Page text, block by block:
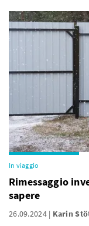
In viaggio
Rimessaggio
sapere
26.09.2024 Karin